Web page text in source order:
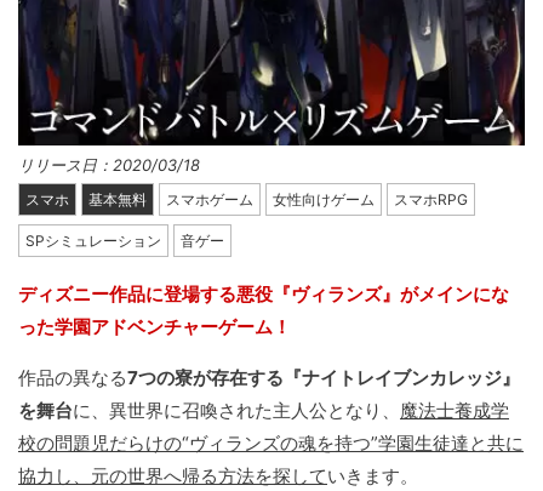
リリース日：2020/03/18
スマホ 基本無料 スマホゲーム 女性向けゲーム スマホRPG
SPシミュレーション 音ゲー
ディズニー作品に登場する悪役『ヴィランズ』がメインにな
った学園アドベンチャーゲーム！
作品の異なる7つの寮が存在する『ナイトレイブンカレッジ』
を舞台に、異世界に召喚された主人公となり、 魔法士養成学
校の問題児だらけの“ヴィランズの魂を持つ”学園生徒達と共に
協力し、元の世界へ帰る方法を探していきます。